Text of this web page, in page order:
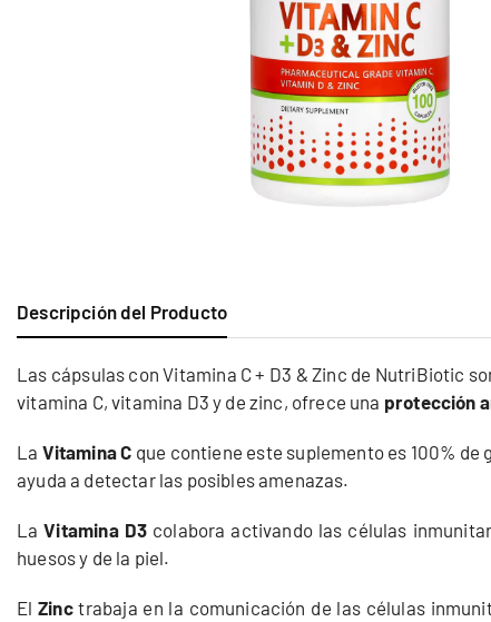
Descripción del Producto
Las cápsulas con Vitamina C + D3 & Zinc de NutriBiotic
vitamina C, vitamina D3 y de zinc, ofrece una protección
La Vitamina C que contiene este suplemento es 100%
ayuda a detectar las posibles amenazas.
LaVitamina D3 colabora activando las células
huesos y de la piel.
ElZinctrabaja en la comunicación de las células